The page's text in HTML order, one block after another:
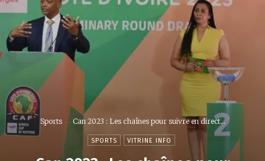
Sports Can 2023 : Les chaînes pour suivre en direct...
SPORTS VITRINE INFO